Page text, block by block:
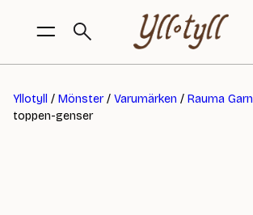
Yllotyll / Mönster/ Varumärken / Rauma Garn
toppen-genser